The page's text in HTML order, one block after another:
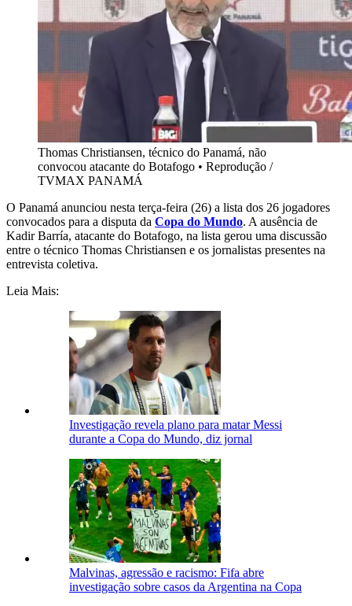
Thomas Christiansen, técnico do Panamá, não
convocou atacante do Botafogo • Reprodução /
TVMAX PANAMÁ
O Panamá anunciou nesta terça-feira (26) a lista dos 26 jogadores
convocados para a disputa da Copa do Mundo. A ausência de
Kadir Barría, atacante do Botafogo, na lista gerou uma discussão
entre o técnico Thomas Christiansen e os jornalistas presentes na
entrevista coletiva.
Leia Mais:
Investigação revela plano para matar Messi
durante a Copa do Mundo, diz jornal
Malvinas, agressão e racismo: Fifa abre
investigação sobre casos da Argentina na Copa